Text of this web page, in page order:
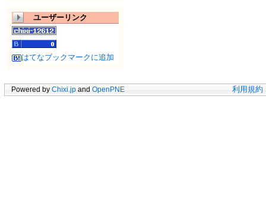
ユーザーリンク
はてなブックマークに追加
Powered by Chixi.jp and OpenPNE 利用規約